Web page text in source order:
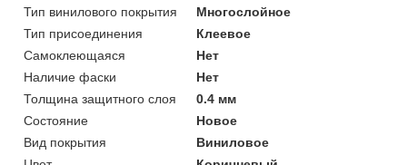
Тип винилового покрытия
Многослойное
Тип присоединения
Клеевое
Самоклеющаяся
Нет
Наличие фаски
Нет
Толщина защитного слоя
0.4 мм
Состояние
Новое
Вид покрытия
Виниловое